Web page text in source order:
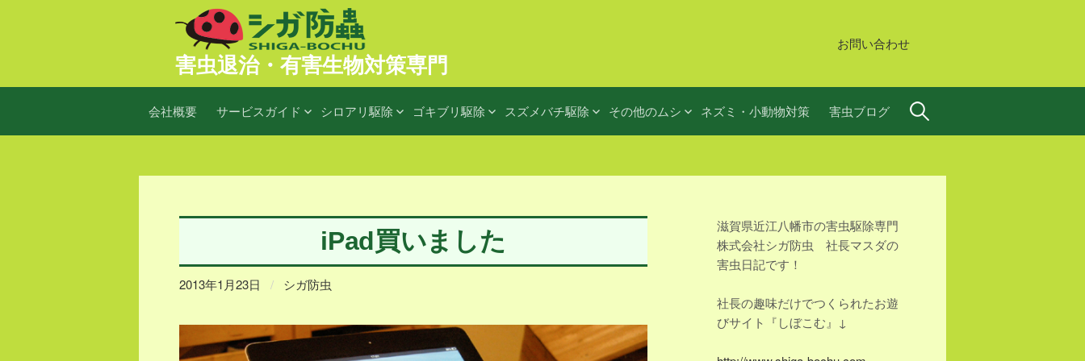
ン
へ
害虫退治・有害生物対策専門
お問い合わせ
会社概要 サービスガイド シロアリ駆除 ゴキブリ駆除 スズメバチ駆除 その他のムシ ネズミ・小動物対策 害虫ブログ 検
iPad買いました
2013年1月23日 / シガ防虫
滋賀県近江八幡市の害虫駆除専門
株式会社シガ防虫 社長マスダの
害虫日記です！
社長の趣味だけでつくられたお遊
びサイト『しぼこむ』↓